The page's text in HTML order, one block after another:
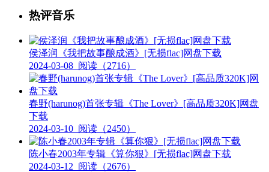
热评音乐
侯泽润《我把故事酿成酒》[无损flac]网盘下载
2024-03-08 阅读（2716）
春野(harunog)首张专辑《The Lover》[高品质320K]网盘
下载
2024-03-10 阅读（2450）
陈小春2003年专辑《算你狠》[无损flac]网盘下载
2024-03-12 阅读（2676）